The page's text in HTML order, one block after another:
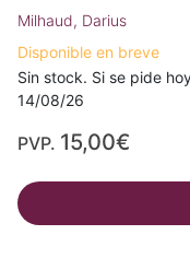
Milhaud, Darius
Disponible en breve
Sin stock. Si se pide
14/08/26
PVP. 15,00€